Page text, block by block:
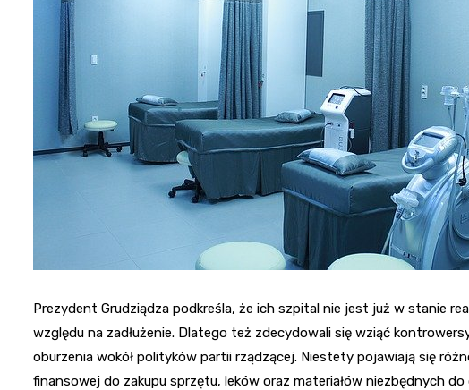
Prezydent Grudziądza podkreśla, że ich szpital nie jest już w stanie
względu na zadłużenie. Dlatego też zdecydowali się wziąć
oburzenia wokół polityków partii rządzącej. Niestety pojawiają się
finansowej do zakupu sprzętu, leków oraz materiałów niezbędnych do